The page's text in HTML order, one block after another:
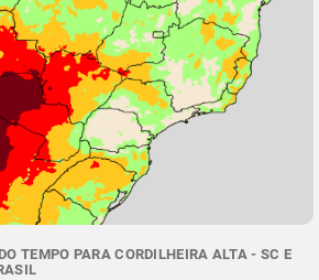
TEMPO PARA CORDILHEIRA ALTA - SC E